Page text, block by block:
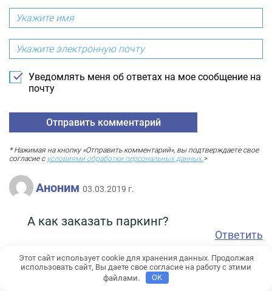
Уведомлять меня об ответах на мое сообщение на
почту
* Нажимая на кнопку «Отправить комментарий», вы подтверждаете свое
согласие с условиями обработки персональных данных.>
Аноним 03.03.2019 г.
А как заказать паркинг?
Ответить
Ольга 28.02.2019 г.
Этот сайт использует cookie для хранения данных. Продолжая
использовать сайт, Вы даете свое согласие на работу с этими
файлами.
OK